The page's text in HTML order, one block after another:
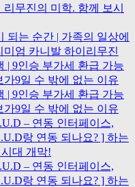
무진의 미학. 함께 보시
되는 순간 | 가족의 일상에
엄 카니발 하이리무진
| 9인승 부가세 환급 가능
9일 수 밖에 없는 이유
| 9인승 부가세 환급 가능
9일 수 밖에 없는 이유
– 연동 인터페이스,
랑 연동 되나요? ] 하는
대 개막!
– 연동 인터페이스,
랑 연동 되나요? ] 하는